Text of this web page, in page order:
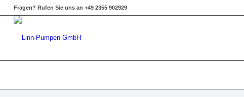
Fragen? Rufen Sie uns an +49 2355 902929